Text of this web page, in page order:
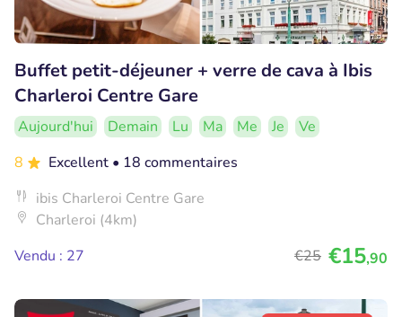
Buffet petit-déjeuner + verre de cava à Ibis
Charleroi Centre Gare
Aujourd'hui Demain Lu Ma Me Je
Ve
8
Excellent • 18 commentaires
ibis Charleroi Centre Gare
Charleroi (4km)
Vendu : 27
€25 €15,90